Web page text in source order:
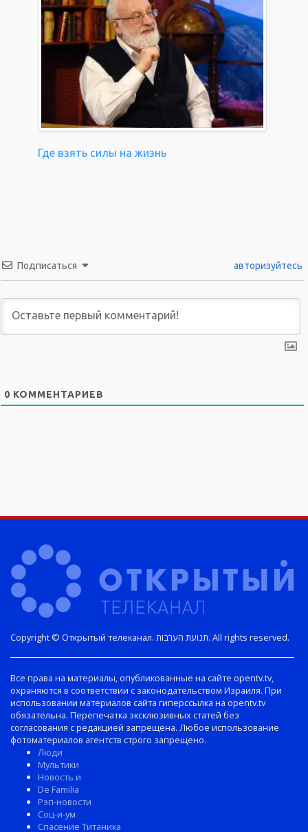
Где взять силы на жизнь
Подписаться авторизуйтесь
0 КОММЕНТАРИЕВ
Copyright © Открытый телеканал. תנועת הערבות. All rights reserved.
Все права на материалы, опубликованные на сайте opentv.tv,
охраняются в соответствии с законодательством Израиля. При
использовании материалов сайта гиперссылка на opentv.tv
обязательна. Перепечатка эксклюзивных статей без
согласования с редакцией запрещена. Любое использование
фотоматериалов агентств строго запрещено.
Люди
Мультики
Новость и
De Familia
Рэп-новости
Соц-и-ум
Спасение Титаника